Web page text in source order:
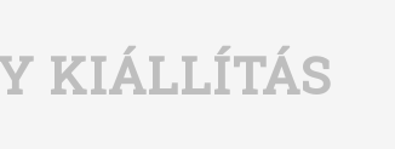
KIÁLLÍTÁS